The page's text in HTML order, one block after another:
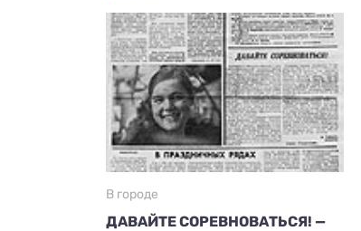
В городе
ДАВАЙТЕ СОРЕВНОВАТЬСЯ! —